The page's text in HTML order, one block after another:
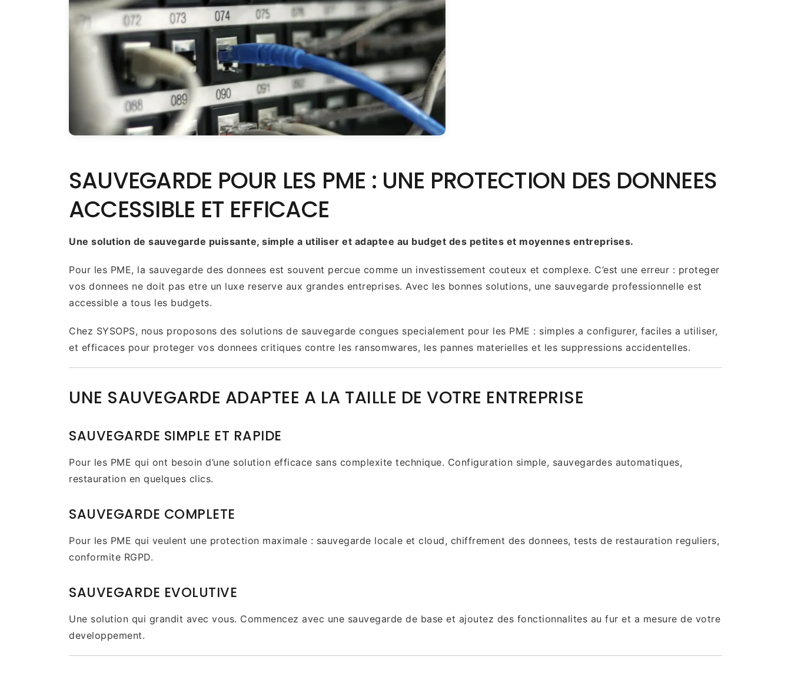
SAUVEGARDE POUR LES PME : UNE PROTECTION DES DONNEES
ACCESSIBLE ET EFFICACE
Une solution de sauvegarde puissante, simple a utiliser et adaptee au budget des petites et moyennes entreprises.
Pour les PME, la sauvegarde des donnees est souvent percue comme un investissement couteux et complexe. C’est une erreur : proteger
vos donnees ne doit pas etre un luxe reserve aux grandes entreprises. Avec les bonnes solutions, une sauvegarde professionnelle est
accessible a tous les budgets.
Chez SYSOPS, nous proposons des solutions de sauvegarde congues specialement pour les PME : simples a configurer, faciles a utiliser,
et efficaces pour proteger vos donnees critiques contre les ransomwares, les pannes materielles et les suppressions accidentelles.
UNE SAUVEGARDE ADAPTEE A LA TAILLE DE VOTRE ENTREPRISE
SAUVEGARDE SIMPLE ET RAPIDE
Pour les PME qui ont besoin d’une solution efficace sans complexite technique. Configuration simple, sauvegardes automatiques,
restauration en quelques clics.
SAUVEGARDE COMPLETE
Pour les PME qui veulent une protection maximale : sauvegarde locale et cloud, chiffrement des donnees, tests de restauration reguliers,
conformite RGPD.
SAUVEGARDE EVOLUTIVE
Une solution qui grandit avec vous. Commencez avec une sauvegarde de base et ajoutez des fonctionnalites au fur et a mesure de votre
developpement.